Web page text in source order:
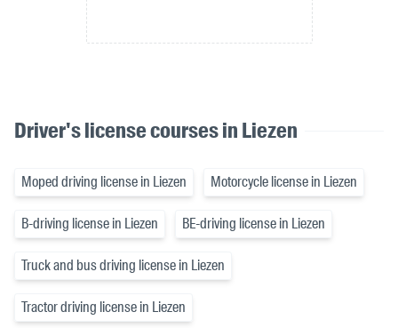
Driver's license courses in Liezen
Moped driving license in Liezen Motorcycle license in Liezen
B-driving license in Liezen BE-driving license in Liezen
Truck and bus driving license in Liezen
Tractor driving license in Liezen